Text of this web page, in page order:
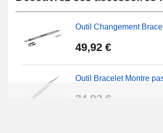
cuir véritable. Au sein de notre
inspectez la collection complète de
Outil Changement
49,92 €
Outil Bracelet Montre
34,92 €